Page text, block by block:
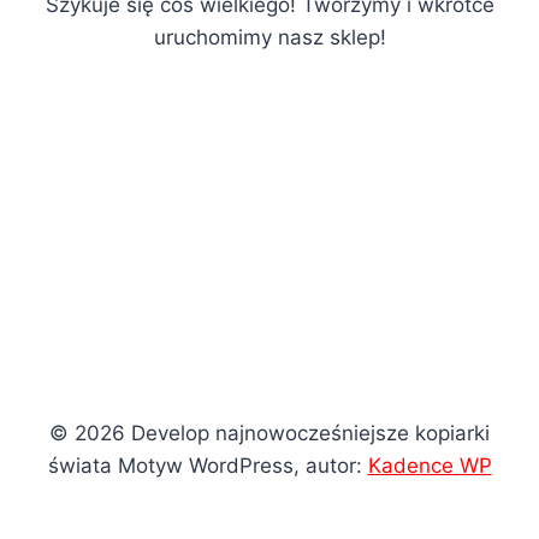
uruchomimy nasz sklep!
© 2026 Develop najnowocześniejsze kopiarki
świata Motyw WordPress, autor: Kadence WP